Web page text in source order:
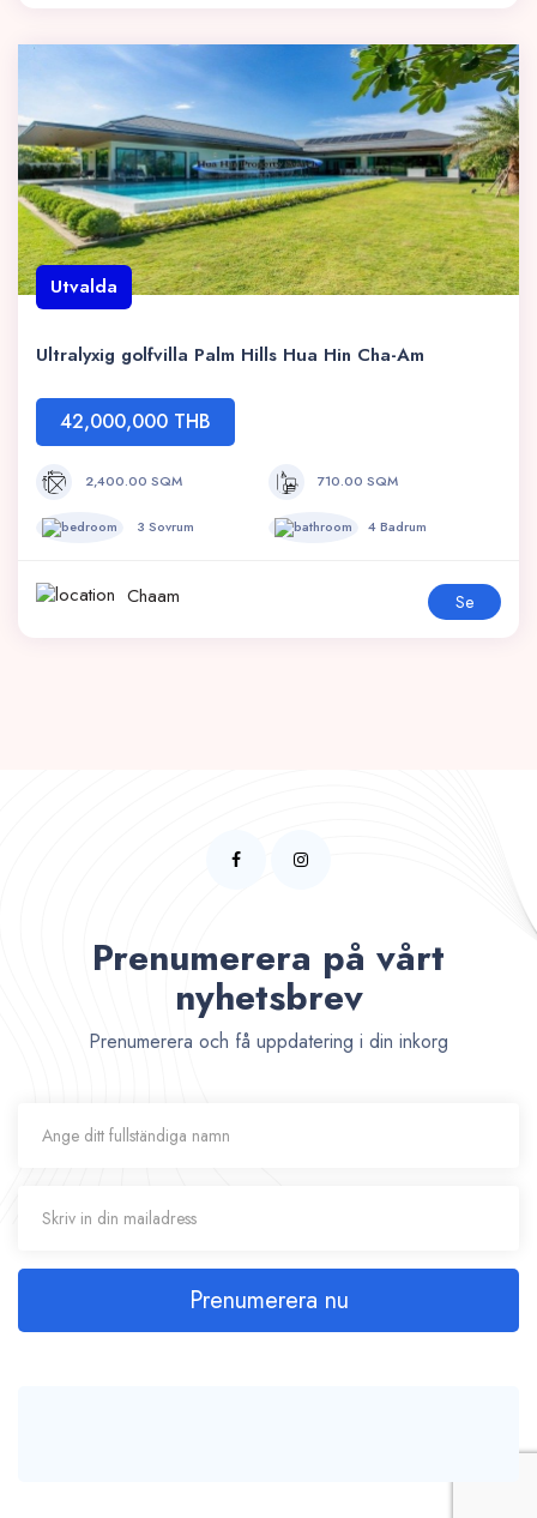
Utvalda
Ultralyxig golfvilla Palm Hills Hua Hin Cha-Am
42,000,000 THB
2,400.00 SQM 710.00 SQM
3 Sovrum 4 Badrum
Chaam Se
Prenumerera på vårt
nyhetsbrev
Prenumerera och få uppdatering i din inkorg
Prenumerera nu